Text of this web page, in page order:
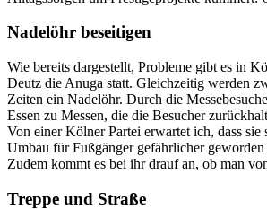
Nadelöhr beseitigen
Wie bereits dargestellt, Probleme gibt es in
Deutz die Anuga statt. Gleichzeitig werden
Zeiten ein Nadelöhr. Durch die
Essen zu Messen, die die Besucher
Von einer Kölner Partei erwartet ich, dass
Umbau für Fußgänger gefährlicher
Zudem kommt es bei ihr drauf an, ob man
Treppe und Straße